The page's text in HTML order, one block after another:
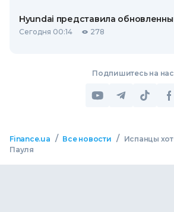
Hyundai представила
Сегодня 00:14 278
Подпишитесь на нас
Finance.ua / Все новости /
Испанцы
Пауля